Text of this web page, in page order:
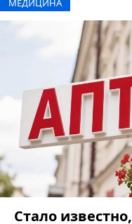
МЕДИЦИНА
Стало